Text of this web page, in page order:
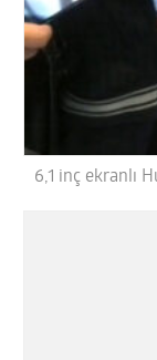
6,1 inç ekranlı